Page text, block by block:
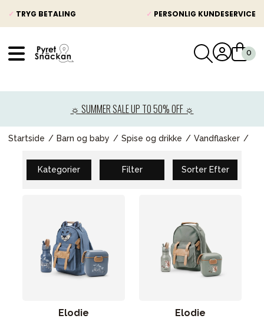
✓ TRYG BETALING ✓ PERSONLIG KUNDESERVICE
☼ SUMMER SALE UP TO 50% OFF ☼
Startside Barn og baby Spise og drikke Vandflasker
Kategorier Filter Sorter Efter
Elodie
Elodie
Barnevogne
Autostole
Babypakke
Baby
Møbler & sengetøj
Tilbehør